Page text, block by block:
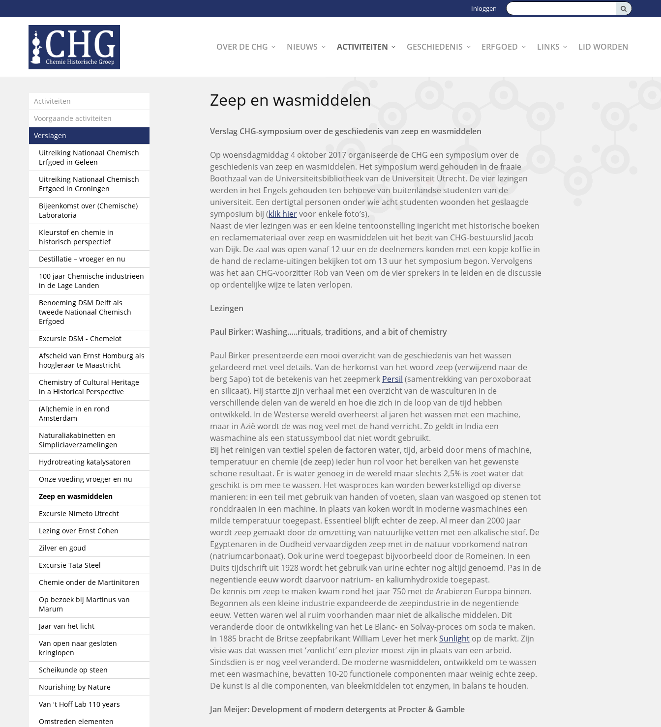
links
Spring
naar
de
inhoud
naar
het
menu
Zoeken:
Inloggen
OVER DE CHG NIEUWS ACTIVITEITEN GESCHIEDENIS ERFGOED LINKS LID WORDEN
Zeep en wasmiddelen
Verslag CHG-symposium over de geschiedenis van zeep en wasmiddelen
Op woensdagmiddag 4 oktober 2017 organiseerde de CHG een symposium over de
geschiedenis van zeep en wasmiddelen. Het symposium werd gehouden in de fraaie
Boothzaal van de Universiteitsbibliotheek van de Universiteit Utrecht. De vier lezingen
werden in het Engels gehouden ten behoeve van buitenlandse studenten van de
universiteit. Een dertigtal personen onder wie acht studenten woonden het geslaagde
symposium bij (klik hiervoor enkele foto’s).
Naast de vier lezingen was er een kleine tentoonstelling ingericht met historische boeken
en reclamemateriaal over zeep en wasmiddelen uit het bezit van CHG-bestuurslid Jacob
van Dijk. De zaal was open vanaf 12 uur en de deelnemers konden met een kopje koffie in
de hand de reclame-uitingen bekijken tot om 13 uur het symposium begon. Vervolgens
was het aan CHG-voorzitter Rob van Veen om de vier sprekers in te leiden en de discussie
op ordentelijke wijze te laten verlopen.
Lezingen
Paul Birker: Washing…..rituals, traditions, and a bit of chemistry
Paul Birker presenteerde een mooi overzicht van de geschiedenis van het wassen
gelardeerd met veel details. Van de herkomst van het woord zeep (verwijzend naar de
berg Sapo) tot de betekenis van het zeepmerk Persil (samentrekking van peroxoboraat
en silicaat). Hij startte zijn verhaal met een overzicht van de wasculturen in de
verschillende delen van de wereld en hoe die zich in de loop van de tijd hebben
ontwikkeld. In de Westerse wereld overheerst al jaren het wassen met een machine,
maar in Azië wordt de was nog veel met de hand verricht. Zo geldt in India een
wasmachine als een statussymbool dat niet wordt gebruikt.
Bij het reinigen van textiel spelen de factoren water, tijd, arbeid door mens of machine,
temperatuur en chemie (de zeep) ieder hun rol voor het bereiken van het gewenste
schone resultaat. Er is water genoeg in de wereld maar slechts 2,5% is zoet water dat
geschikt is om mee te wassen. Het wasproces kan worden bewerkstelligd op diverse
manieren: in een teil met gebruik van handen of voeten, slaan van wasgoed op stenen tot
ronddraaien in een machine. In plaats van koken wordt in moderne wasmachines een
milde temperatuur toegepast. Essentieel blijft echter de zeep. Al meer dan 2000 jaar
wordt zeep gemaakt door de omzetting van natuurlijke vetten met een alkalische stof. De
Egyptenaren in de Oudheid vervaardigden zeep met in de natuur voorkomend natron
(natriumcarbonaat). Ook urine werd toegepast bijvoorbeeld door de Romeinen. In een
Duits tijdschrift uit 1928 wordt het gebruik van urine echter nog altijd genoemd. Pas in de
negentiende eeuw wordt daarvoor natrium- en kaliumhydroxide toegepast.
De kennis om zeep te maken kwam rond het jaar 750 met de Arabieren Europa binnen.
Begonnen als een kleine industrie expandeerde de zeepindustrie in de negentiende
eeuw. Vetten waren wel al ruim voorhanden maar niet de alkalische middelen. Dit
veranderde door de ontwikkeling van het Le Blanc- en Solvay-proces om soda te maken.
In 1885 bracht de Britse zeepfabrikant William Lever het merkSunlightop de markt. Zijn
visie was dat wassen met ‘zonlicht’ een plezier moest zijn in plaats van een arbeid.
Sindsdien is er nog veel veranderd. De moderne wasmiddelen, ontwikkeld om te wassen
met een wasmachine, bevatten 10-20 functionele componenten maar weinig echte zeep.
De kunst is al die componenten, van bleekmiddelen tot enzymen, in balans te houden.
Jan Meijer: Development of modern detergents at Procter & Gamble
Activiteiten
Voorgaande activiteiten
Verslagen
Uitreiking Nationaal Chemisch
Erfgoed in Geleen
Uitreiking Nationaal Chemisch
Erfgoed in Groningen
Bijeenkomst over (Chemische)
Laboratoria
Kleurstof en chemie in
historisch perspectief
Destillatie – vroeger en nu
100 jaar Chemische industrieën
in de Lage Landen
Benoeming DSM Delft als
tweede Nationaal Chemisch
Erfgoed
Excursie DSM - Chemelot
Afscheid van Ernst Homburg als
hoogleraar te Maastricht
Chemistry of Cultural Heritage
in a Historical Perspective
(Al)chemie in en rond
Amsterdam
Naturaliakabinetten en
Simpliciaverzamelingen
Hydrotreating katalysatoren
Onze voeding vroeger en nu
Zeep en wasmiddelen
Excursie Nimeto Utrecht
Lezing over Ernst Cohen
Zilver en goud
Excursie Tata Steel
Chemie onder de Martinitoren
Op bezoek bij Martinus van
Marum
Jaar van het licht
Van open naar gesloten
kringlopen
Scheikunde op steen
Nourishing by Nature
Van 't Hoff Lab 110 years
Omstreden elementen